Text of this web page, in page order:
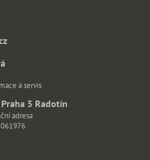
a servis
5 Radotín
adresa